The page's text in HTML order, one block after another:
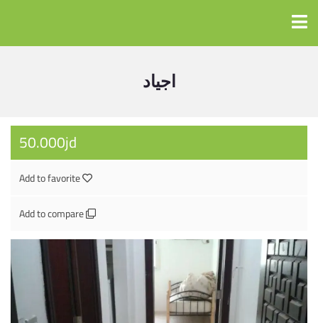
اجياد
50.000jd
Add to favorite
Add to compare